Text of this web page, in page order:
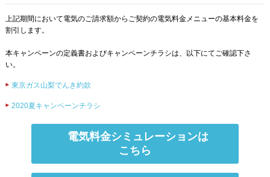
上記期間において電気のご請求額からご契約の電気料金メニューの基本料金を
割引します。
本キャンペーンの定義書およびキャンペーンチラシは、以下にてご確認下さ
い。
東京ガス山梨でんき約款
2020夏キャンペーンチラシ
電気料金シミュレーションは
こちら